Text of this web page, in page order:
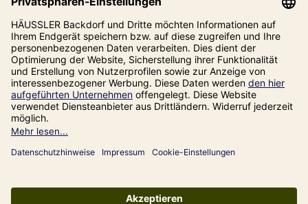
Informationen
Unsere Adresse